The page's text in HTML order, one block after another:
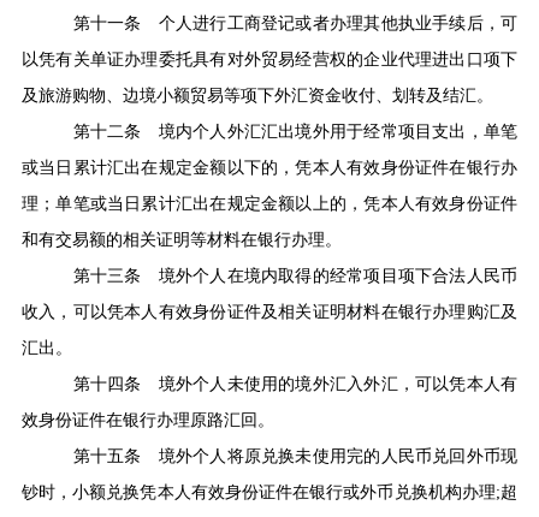
第十一条
个人进行工商登记或者办理其他执业手续后，可
以凭有关单证办理委托具有对外贸易经营权的企业代理进出口项下
及旅游购物、边境小额贸易等项下外汇资金收付、划转及结汇。
第十二条
境内个人外汇汇出境外用于经常项目支出，单笔
或当日累计汇出在规定金额以下的，凭本人有效身份证件在银行办
理；单笔或当日累计汇出在规定金额以上的，凭本人有效身份证件
和有交易额的相关证明等材料在银行办理。
第十三条
境外个人在境内取得的经常项目项下合法人民币
收入，可以凭本人有效身份证件及相关证明材料在银行办理购汇及
汇出。
第十四条
境外个人未使用的境外汇入外汇，可以凭本人有
效身份证件在银行办理原路汇回。
第十五条
境外个人将原兑换未使用完的人民币兑回外币现
钞时，小额兑换凭本人有效身份证件在银行或外币兑换机构办理;超